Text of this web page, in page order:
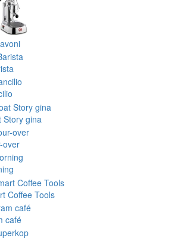
Story gina
over
Coffee Tools
café